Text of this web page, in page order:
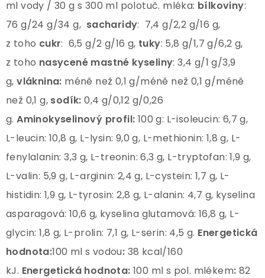
ml vody / 30 g s 300 ml polotuč. mléka: bílkoviny:
76 g/24 g/34 g, sacharidy: 7,4 g/2,2 g/16 g,
z toho cukr: 6,5 g/2 g/16 g, tuky: 5,8 g/1,7 g/6,2 g,
z toho nasycené mastné kyseliny: 3,4 g/1 g/3,9
g,vláknina: méně než 0,1 g/méně než 0,1 g/méně
než 0,1 g, sodík: 0,4 g/0,12 g/0,26
g.Aminokyselinový profil: 100 g: L-isoleucin: 6,7 g,
L-leucin: 10,8 g, L-lysin: 9,0 g, L-methionin: 1,8 g, L-
fenylalanin: 3,3 g, L-treonin: 6,3 g, L-tryptofan: 1,9 g,
L-valin: 5,9 g, L-arginin: 2,4 g, L-cystein: 1,7 g, L-
histidin: 1,9 g, L-tyrosin: 2,8 g, L-alanin: 4,7 g, kyselina
asparagová: 10,6 g, kyselina glutamová: 16,8 g, L-
glycin: 1,8 g, L-prolin: 7,1 g, L-serin: 4,5 g. Energetická
hodnota:100 ml s vodou: 38 kcal/160
kJ. Energetická hodnota: 100 ml s pol. mlékem: 82